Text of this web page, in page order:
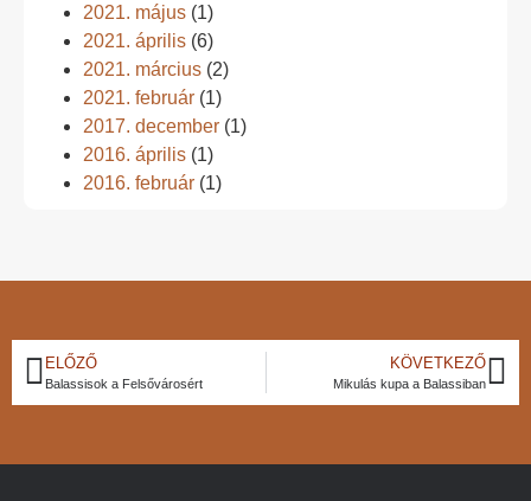
2021. május (1)
2021. április (6)
2021. március (2)
2021. február (1)
2017. december (1)
2016. április (1)
2016. február (1)
ELŐZŐ
Balassisok a Felsővárosért
KÖVETKEZŐ
Mikulás kupa a Balassiban